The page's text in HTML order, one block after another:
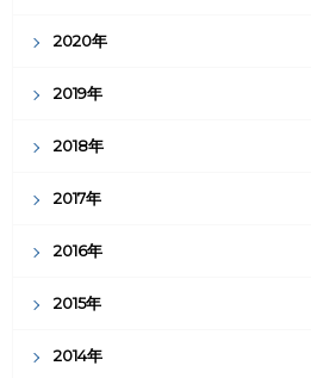
2020年
2019年
2018年
2017年
2016年
2015年
2014年